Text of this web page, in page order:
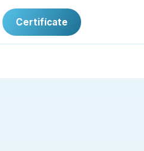
Certifícate